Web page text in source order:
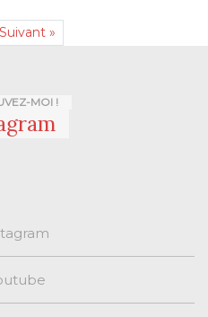
Suivant »
MOI !